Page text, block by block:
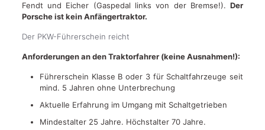
Fendt und Eicher (Gaspedal links von der Bremse!).Der
Porsche ist kein Anfängertraktor.
Der PKW-Führerschein reicht
Anforderungen an den Traktorfahrer (keine Ausnahmen!):
Führerschein Klasse B oder 3 für Schaltfahrzeuge seit
mind. 5 Jahren ohne Unterbrechung
Aktuelle Erfahrung im Umgang mit Schaltgetrieben
Mindestalter 25 Jahre. Höchstalter 70 Jahre.